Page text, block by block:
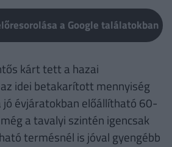
a Google találatokban
kárt tett a hazai
idei betakarított mennyiség
jó évjáratokban előállítható 60-
a tavalyi szintén igencsak
termésnél is jóval gyengébb